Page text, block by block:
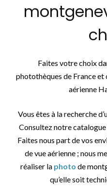
Faites votre choix
photothèques de France
aérienne
Vous êtes à la recherche
Consultez notre
Faites nous part de vos
de vue aérienne ; nous
réaliser la photo de
qu’elle soit